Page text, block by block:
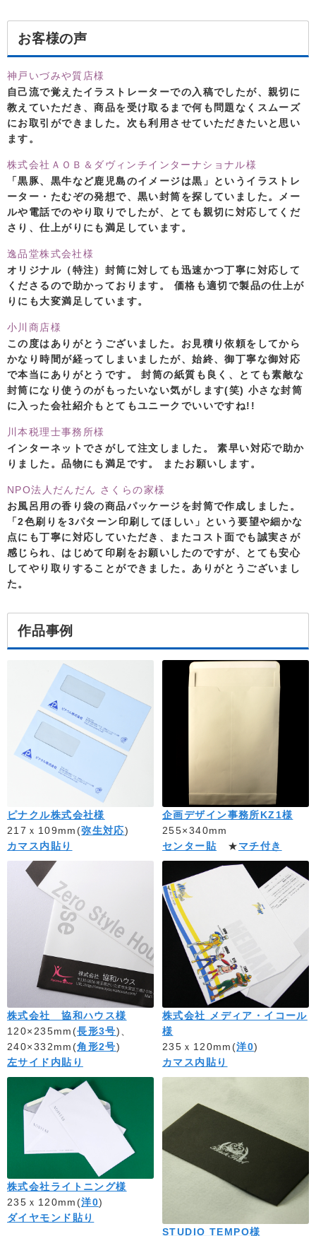
お客様の声
神戸いづみや質店様
自己流で覚えたイラストレーターでの入稿でしたが、親切に
教えていただき、商品を受け取るまで何も問題なくスムーズ
にお取引ができました。次も利用させていただきたいと思い
ます。
株式会社ＡＯＢ＆ダヴィンチインターナショナル様
「黒豚、黒牛など鹿児島のイメージは黒」というイラストレ
ーター・たむぞの発想で、黒い封筒を探していました。メー
ルや電話でのやり取りでしたが、とても親切に対応してくだ
さり、仕上がりにも満足しています。
逸品堂株式会社様
オリジナル（特注）封筒に対しても迅速かつ丁寧に対応して
くださるので助かっております。 価格も適切で製品の仕上が
りにも大変満足しています。
小川商店様
この度はありがとうございました。お見積り依頼をしてから
かなり時間が経ってしまいましたが、始終、御丁寧な御対応
で本当にありがとうです。 封筒の紙質も良く、とても素敵な
封筒になり使うのがもったいない気がします(笑) 小さな封筒
に入った会社紹介もとてもユニークでいいですね!!
川本税理士事務所様
インターネットでさがして注文しました。 素早い対応で助か
りました。品物にも満足です。 またお願いします。
NPO法人だんだん さくらの家様
お風呂用の香り袋の商品パッケージを封筒で作成しました。
「2色刷りを3パターン印刷してほしい」という要望や細かな
点にも丁寧に対応していただき、またコスト面でも誠実さが
感じられ、はじめて印刷をお願いしたのですが、とても安心
してやり取りすることができました。ありがとうございまし
た。
作品事例
ピナクル株式会社様
217ｘ109mm(弥生対応)
カマス内貼り
企画デザイン事務所KZ1様
255×340mm
センター貼 ★マチ付き
株式会社 協和ハウス様
120×235mm(長形3号)、
240×332mm(角形2号)
左サイド内貼り
株式会社 メディア・イコール
様
235ｘ120mm(洋0)
カマス内貼り
株式会社ライトニング様
235ｘ120mm(洋0)
ダイヤモンド貼り
STUDIO TEMPO様